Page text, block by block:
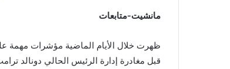
مانشيت-متابعات
ظهرت خلال الأيام الماضية مؤشرات مهمة
قبل مغادرة إدارة الرئيس الحالي دونالد